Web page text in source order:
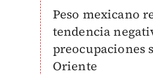
Peso mexicano
tendencia
preocupaciones
Oriente